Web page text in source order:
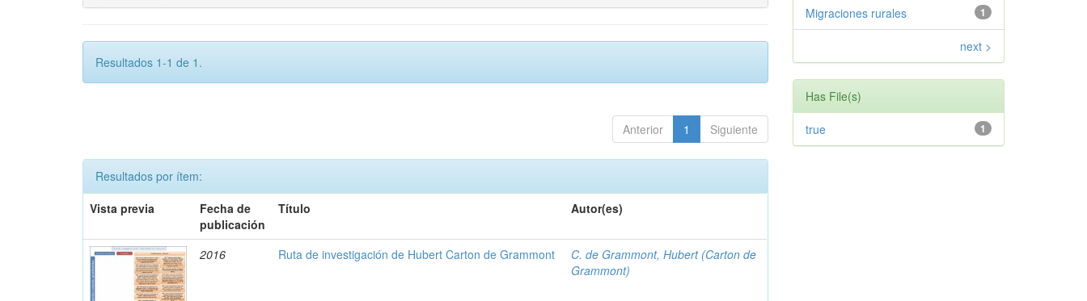
Resultados 1-1 de 1.
Anterior 1 Siguiente
Resultados por ítem:
Vista previa
Fecha de
publicación
Título Autor(es)
2016 Ruta de investigación de Hubert Carton de Grammont
C. de Grammont, Hubert (Carton de
Grammont)
1
Migraciones rurales
next >
Has File(s)
1
true